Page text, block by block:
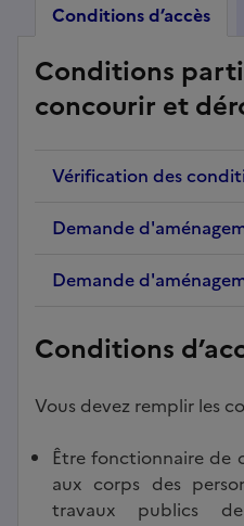
Conditions d’accès
Conditions
concourir et
Vérification des
Demande
Demande
Conditions
Vous devez remplir les
Être fonctionnaire de
aux corps des
travaux publics